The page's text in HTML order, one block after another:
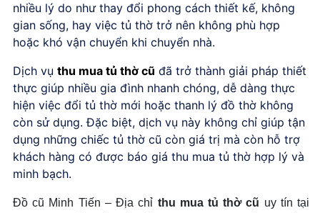
nhiều lý do như thay đổi phong cách thiết kế, không
gian sống, hay việc tủ thờ trở nên không phù hợp
hoặc khó vận chuyển khi chuyển nhà.
Dịch vụ thu mua tủ thờ cũ đã trở thành giải pháp thiết
thực giúp nhiều gia đình nhanh chóng, dễ dàng thực
hiện việc đổi tủ thờ mới hoặc thanh lý đồ thờ không
còn sử dụng. Đặc biệt, dịch vụ này không chỉ giúp tận
dụng những chiếc tủ thờ cũ còn giá trị mà còn hỗ trợ
khách hàng có được báo giá thu mua tủ thờ hợp lý và
minh bạch.
Đồ cũ Minh Tiến – Địa chỉ thu mua tủ thờ cũ uy tín tại